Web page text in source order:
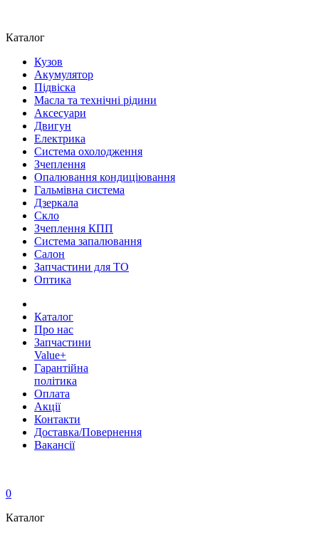
Каталог
Кузов
Акумулятор
Підвіска
Масла та технічні рідини
Аксесуари
Двигун
Електрика
Система охолодження
Зчеплення
Опалювання кондиціювання
Гальмівна система
Дзеркала
Скло
Зчеплення КПП
Система запалювання
Салон
Запчастини для ТО
Оптика
Каталог
Про нас
Запчастини
Value+
Гарантійна
політика
Оплата
Акції
Контакти
Доставка/Повернення
Вакансії
0
Каталог